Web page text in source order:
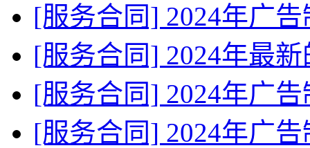
[服务合同] 2024年广
[服务合同] 2024年最
[服务合同] 2024年广
[服务合同] 2024年广